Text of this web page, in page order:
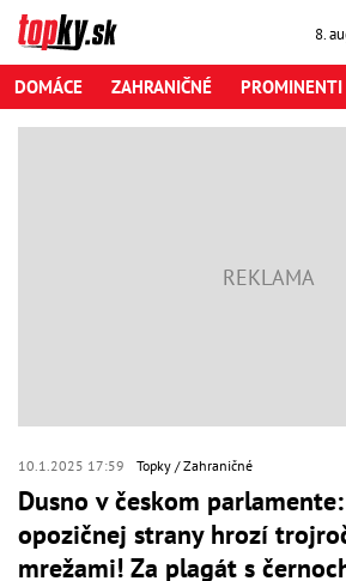
8.
DOMÁCE ZAHRANIČNÉ PROMINENTI
10.1.2025 17:59 Topky Zahraničné
Dusno v českom
opozičnej strany hrozí
mrežami! Za plagát s